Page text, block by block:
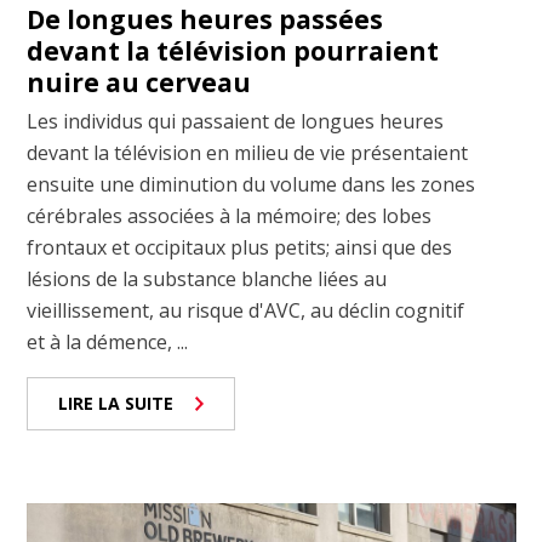
De longues heures passées
devant la télévision pourraient
nuire au cerveau
Les individus qui passaient de longues heures
devant la télévision en milieu de vie présentaient
ensuite une diminution du volume dans les zones
cérébrales associées à la mémoire; des lobes
frontaux et occipitaux plus petits; ainsi que des
lésions de la substance blanche liées au
vieillissement, au risque d'AVC, au déclin cognitif
et à la démence, ...
LIRE LA SUITE